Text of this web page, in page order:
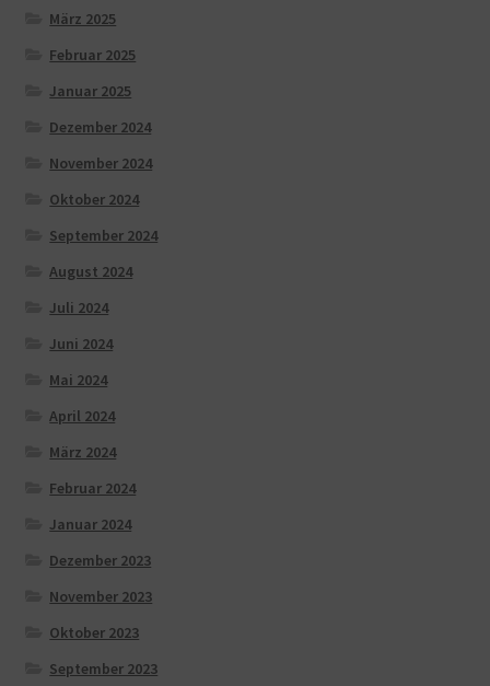
März 2025
Februar 2025
Januar 2025
Dezember 2024
November 2024
Oktober 2024
September 2024
August 2024
Juli 2024
Juni 2024
Mai 2024
April 2024
März 2024
Februar 2024
Januar 2024
Dezember 2023
November 2023
Oktober 2023
September 2023